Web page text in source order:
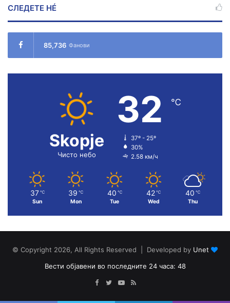
СЛЕДЕТЕ НÉ
85,736 Фанови
Skopje
Чисто небо
32 ℃
37º - 25º
30%
2.58 км/ч
37 ℃
Sun
39 ℃
Mon
40 ℃
Tue
42 ℃
Wed
40 ℃
Thu
© Copyright 2026, All Rights Reserved | Developed by Unet
Вести објавени во последните 24 часа: 48
Facebook
TwitterYouTube
RSS